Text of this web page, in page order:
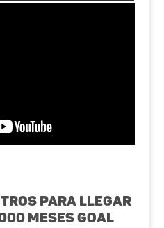
para llegar
MESES GOAL